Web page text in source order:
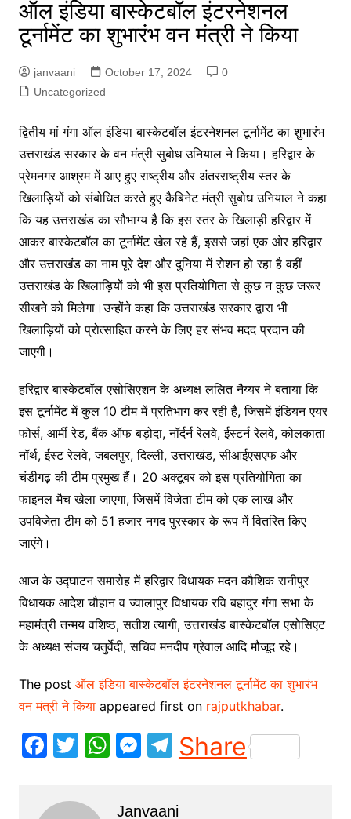
ऑल इंडिया बास्केटबॉल इंटरनेशनल
टूर्नामेंट का शुभारंभ वन मंत्री ने किया
janvaani October 17, 2024
0
Uncategorized
द्वितीय मां गंगा ऑल इंडिया बास्केटबॉल इंटरनेशनल टूर्नामेंट का शुभारंभ
उत्तराखंड सरकार के वन मंत्री सुबोध उनियाल ने किया। हरिद्वार के
प्रेमनगर आश्रम में आए हुए राष्ट्रीय और अंतरराष्ट्रीय स्तर के
खिलाड़ियों को संबोधित करते हुए कैबिनेट मंत्री सुबोध उनियाल ने कहा
कि यह उत्तराखंड का सौभाग्य है कि इस स्तर के खिलाड़ी हरिद्वार में
आकर बास्केटबॉल का टूर्नामेंट खेल रहे हैं, इससे जहां एक ओर हरिद्वार
और उत्तराखंड का नाम पूरे देश और दुनिया में रोशन हो रहा है वहीं
उत्तराखंड के खिलाड़ियों को भी इस प्रतियोगिता से कुछ न कुछ जरूर
सीखने को मिलेगा।उन्होंने कहा कि उत्तराखंड सरकार द्वारा भी
खिलाड़ियों को प्रोत्साहित करने के लिए हर संभव मदद प्रदान की
जाएगी।
हरिद्वार बास्केटबॉल एसोसिएशन के अध्यक्ष ललित नैय्यर ने बताया कि
इस टूर्नामेंट में कुल 10 टीम में प्रतिभाग कर रही है, जिसमें इंडियन एयर
फोर्स, आर्मी रेड, बैंक ऑफ बड़ोदा, नॉर्दर्न रेलवे, ईस्टर्न रेलवे, कोलकाता
नॉर्थ, ईस्ट रेलवे, जबलपुर, दिल्ली, उत्तराखंड, सीआईएसएफ और
चंडीगढ़ की टीम प्रमुख हैं। 20 अक्टूबर को इस प्रतियोगिता का
फाइनल मैच खेला जाएगा, जिसमें विजेता टीम को एक लाख और
उपविजेता टीम को 51 हजार नगद पुरस्कार के रूप में वितरित किए
जाएंगे।
आज के उद्घाटन समारोह में हरिद्वार विधायक मदन कौशिक रानीपुर
विधायक आदेश चौहान व ज्वालापुर विधायक रवि बहादुर गंगा सभा के
महामंत्री तन्मय वशिष्ठ, सतीश त्यागी, उत्तराखंड बास्केटबॉल एसोसिएट
के अध्यक्ष संजय चतुर्वेदी, सचिव मनदीप ग्रेवाल आदि मौजूद रहे।
The post ऑल इंडिया बास्केटबॉल इंटरनेशनल टूर्नामेंट का शुभारंभ
वन मंत्री ने कियाappeared first on rajputkhabar.
F
c
T
itt
W M T
el
Share
Janvaani